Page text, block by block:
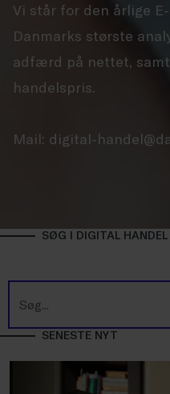
Vi står for den årlige
Danmarks største
adfærd på nettet,
handelspris.
Mail: digital-
SØG I DIGITAL HANDEL
SENESTE NYT